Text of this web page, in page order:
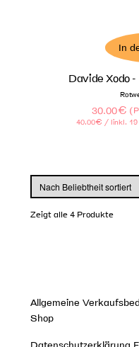
In
Davide Xodo
30.00€ (
40.00€ / linkl.
Zeigt alle 4 Produkte
Allgemeine
Shop